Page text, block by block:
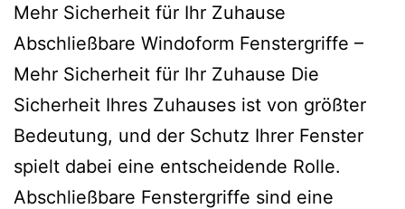
Mehr Sicherheit für Ihr Zuhause
Abschließbare Windoform Fenstergriffe –
Mehr Sicherheit für Ihr Zuhause Die
Sicherheit Ihres Zuhauses ist von größter
Bedeutung, und der Schutz Ihrer Fenster
spielt dabei eine entscheidende Rolle.
Abschließbare Fenstergriffe sind eine